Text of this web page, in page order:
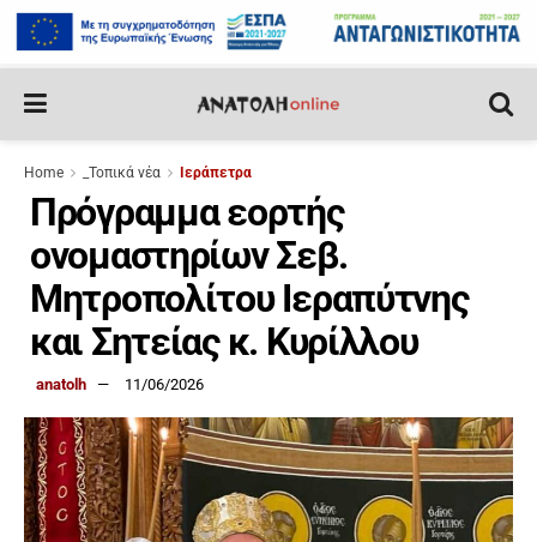
Home _Τοπικά νέα Ιεράπετρα
Πρόγραμμα εορτής
ονομαστηρίων Σεβ.
Μητροπολίτου Ιεραπύτνης
και Σητείας κ. Κυρίλλου
anatolh 11/06/2026